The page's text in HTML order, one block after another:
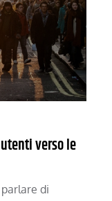
verso le
di